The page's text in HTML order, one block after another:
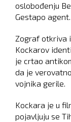
oslobođenju
Gestapo agent.
Zograf otkriva
Kockarov
je crtao
da je
vojnika gerile.
Kockara je u
pojavljuju se